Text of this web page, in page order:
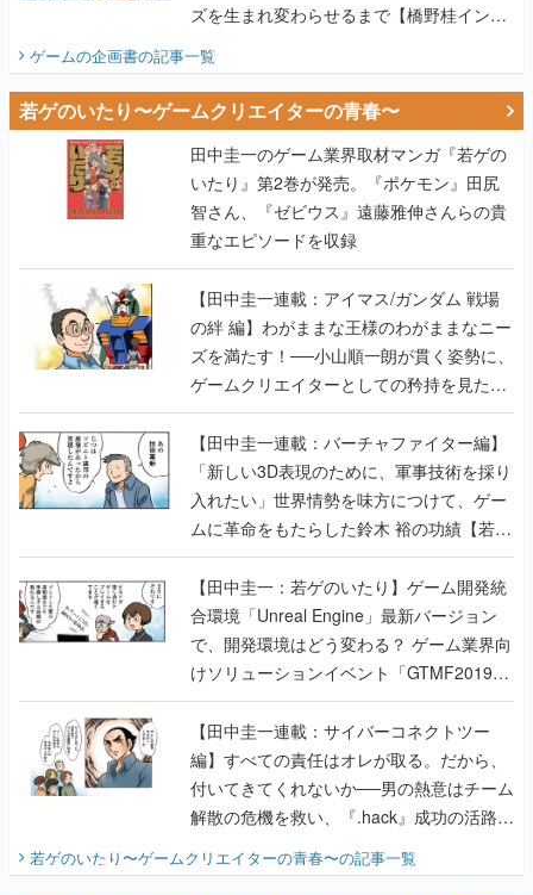
ズを生まれ変わらせるまで【橋野桂インタ
ビュー】
ゲームの企画書の記事一覧
若ゲのいたり〜ゲームクリエイターの青春〜
田中圭一のゲーム業界取材マンガ『若ゲの
いたり』第2巻が発売。『ポケモン』田尻
智さん、『ゼビウス』遠藤雅伸さんらの貴
重なエピソードを収録
【田中圭一連載：アイマス/ガンダム 戦場
の絆 編】わがままな王様のわがままなニー
ズを満たす！──小山順一朗が貫く姿勢に、
ゲームクリエイターとしての矜持を見た
【若ゲのいたり最終回】
【田中圭一連載：バーチャファイター編】
「新しい3D表現のために、軍事技術を採り
入れたい」世界情勢を味方につけて、ゲー
ムに革命をもたらした鈴木 裕の功績【若ゲ
のいたり】
【田中圭一：若ゲのいたり】ゲーム開発統
合環境「Unreal Engine」最新バージョン
で、開発環境はどう変わる？ ゲーム業界向
けソリューションイベント「GTMF2019」
に行って、より理解を深めよう【PR】
【田中圭一連載：サイバーコネクトツー
編】すべての責任はオレが取る。だから、
付いてきてくれないか──男の熱意はチーム
解散の危機を救い、『.hack』成功の活路を
開く。業界の快男児・松山 洋に流れる血は
『少年ジャンプ』色だった【若ゲのいた
若ゲのいたり〜ゲームクリエイターの青春〜の記事一覧